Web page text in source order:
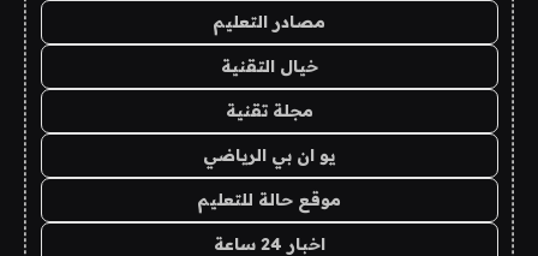
مصادر التعليم
خيال التقنية
مجلة تقنية
يو ان بي الرياضي
موقع حالة للتعليم
اخبار 24 ساعة